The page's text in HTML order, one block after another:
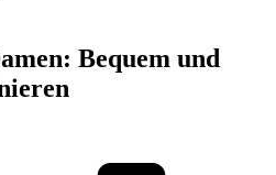
Bequem und